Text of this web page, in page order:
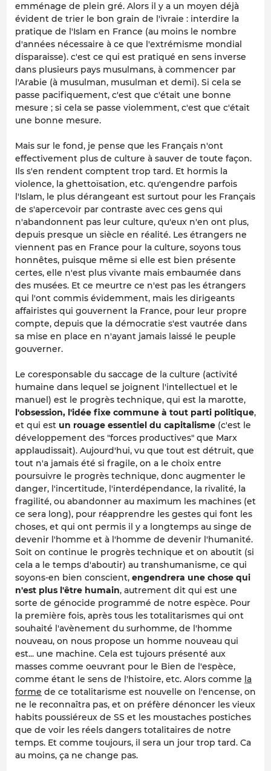
emménage de plein gré. Alors il y a un moyen déjà
évident de trier le bon grain de l'ivraie : interdire la
pratique de l'Islam en France (au moins le nombre
d'années nécessaire à ce que l'extrémisme mondial
disparaisse). c'est ce qui est pratiqué en sens inverse
dans plusieurs pays musulmans, à commencer par
l'Arabie (à musulman, musulman et demi). Si cela se
passe pacifiquement, c'est que c'était une bonne
mesure ; si cela se passe violemment, c'est que c'était
une bonne mesure.
Mais sur le fond, je pense que les Français n'ont
effectivement plus de culture à sauver de toute façon.
Ils s'en rendent comptent trop tard. Et hormis la
violence, la ghettoïsation, etc. qu'engendre parfois
l'Islam, le plus dérangeant est surtout pour les Français
de s'apercevoir par contraste avec ces gens qui
n'abandonnent pas leur culture, qu'eux n'en ont plus,
depuis presque un siècle en réalité. Les étrangers ne
viennent pas en France pour la culture, soyons tous
honnêtes, puisque même si elle est bien présente
certes, elle n'est plus vivante mais embaumée dans
des musées. Et ce meurtre ce n'est pas les étrangers
qui l'ont commis évidemment, mais les dirigeants
affairistes qui gouvernent la France, pour leur propre
compte, depuis que la démocratie s'est vautrée dans
sa mise en place en n'ayant jamais laissé le peuple
gouverner.
Le coresponsable du saccage de la culture (activité
humaine dans lequel se joignent l'intellectuel et le
manuel) est le progrès technique, qui est la marotte,
l'obsession, l'idée fixe commune à tout parti politique,
et qui est un rouage essentiel du capitalisme (c'est le
développement des "forces productives" que Marx
applaudissait). Aujourd'hui, vu que tout est détruit, que
tout n'a jamais été si fragile, on a le choix entre
poursuivre le progrès technique, donc augmenter le
danger, l'incertitude, l'interdépendance, la rivalité, la
fragilité, ou abandonner au maximum les machines (et
ce sera long), pour réapprendre les gestes qui font les
choses, et qui ont permis il y a longtemps au singe de
devenir l'homme et à l'homme de devenir l'humanité.
Soit on continue le progrès technique et on aboutit (si
cela a le temps d'aboutir) au transhumanisme, ce qui
soyons-en bien conscient, engendrera une chose qui
n'est plus l'être humain, autrement dit qui est une
sorte de génocide programmé de notre espèce. Pour
la première fois, après tous les totalitarismes qui ont
souhaité l'avènement du surhomme, de l'homme
nouveau, on nous propose un homme nouveau qui
est... une machine. Cela est tujours présenté aux
masses comme oeuvrant pour le Bien de l'espèce,
comme étant le sens de l'histoire, etc. Alors comme la
forme de ce totalitarisme est nouvelle on l'encense, on
ne le reconnaîtra pas, et on préfère dénoncer les vieux
habits poussiéreux de SS et les moustaches postiches
que de voir les réels dangers totalitaires de notre
temps. Et comme toujours, il sera un jour trop tard. Ca
au moins, ça ne change pas.